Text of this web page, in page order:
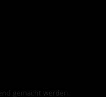
gemacht werden.